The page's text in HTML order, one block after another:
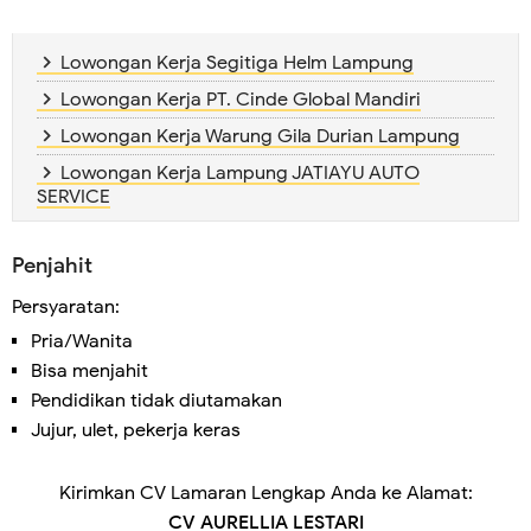
Lowongan Kerja Segitiga Helm Lampung
Lowongan Kerja PT. Cinde Global Mandiri
Lowongan Kerja Warung Gila Durian Lampung
Lowongan Kerja Lampung JATIAYU AUTO
SERVICE
Penjahit
Persyaratan:
Pria/Wanita
Bisa menjahit
Pendidikan tidak diutamakan
Jujur, ulet, pekerja keras
Kirimkan CV Lamaran Lengkap Anda ke Alamat:
CV AURELLIA LESTARI